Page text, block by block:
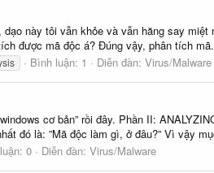
này tôi vẫn khỏe và vẫn hăng say
được mã độc á? Đúng vậy, phân tích
Bình luận: 1 Diễn đàn: Virus/Malware
cơ bản” rồi đây. Phần II:
đó là: ”Mã độc làm gì, ở đâu?” Vì vậy
0 Diễn đàn: Virus/Malware